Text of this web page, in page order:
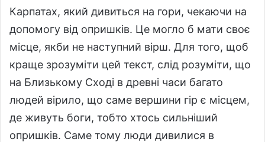
Карпатах, який дивиться на гори, чекаючи на
допомогу від опришків. Це могло б мати своє
місце, якби не наступний вірш. Для того, щоб
краще зрозуміти цей текст, слід розуміти, що
на Близькому Сході в древні часи багато
людей вірило, що саме вершини гір є місцем,
де живуть боги, тобто хтось сильніший
опришків. Саме тому люди дивилися в